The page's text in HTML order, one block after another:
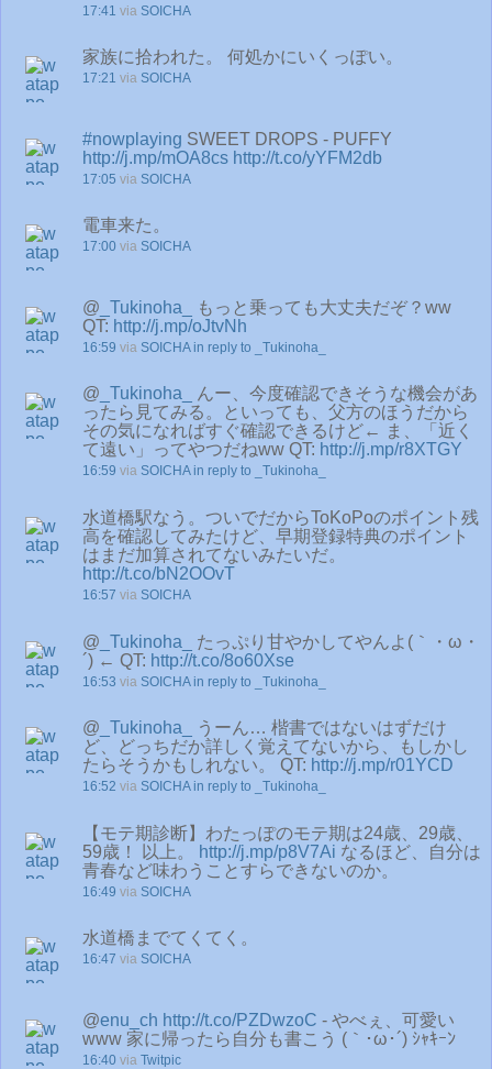
17:41 via SOICHA
家族に拾われた。 何処かにいくっぽい。
17:21 via SOICHA
#nowplaying SWEET DROPS - PUFFY
http://j.mp/mOA8cs http://t.co/yYFM2db
17:05 via SOICHA
電車来た。
17:00 via SOICHA
@ _Tukinoha_
もっと乗っても大丈夫だぞ？ww
QT: http://j.mp/oJtvNh
16:59 via SOICHA in reply to _Tukinoha_
@ _Tukinoha_
んー、今度確認できそうな機会があ
ったら見てみる。といっても、父方のほうだから
その気になればすぐ確認できるけど← ま、「近く
て遠い」ってやつだねww QT: http://j.mp/r8XTGY
16:59 via SOICHA in reply to _Tukinoha_
水道橋駅なう。ついでだからToKoPoのポイント残
高を確認してみたけど、早期登録特典のポイント
はまだ加算されてないみたいだ。
http://t.co/bN2OOvT
16:57 via SOICHA
@ _Tukinoha_
たっぷり甘やかしてやんよ(｀・ω・
´) ← QT: http://t.co/8o60Xse
16:53 via SOICHA in reply to _Tukinoha_
@ _Tukinoha_
うーん… 楷書ではないはずだけ
ど、どっちだか詳しく覚えてないから、もしかし
たらそうかもしれない。 QT: http://j.mp/r01YCD
16:52 via SOICHA in reply to _Tukinoha_
【モテ期診断】わたっぽのモテ期は24歳、29歳、
59歳！ 以上。
http://j.mp/p8V7Ai なるほど、自分は
青春など味わうことすらできないのか。
16:49 via SOICHA
水道橋までてくてく。
16:47 via SOICHA
@enu_ch http://t.co/PZDwzoC - やべぇ、可愛い
www 家に帰ったら自分も書こう (｀･ω･´) ｼｬｷｰﾝ
16:40 via Twitpic